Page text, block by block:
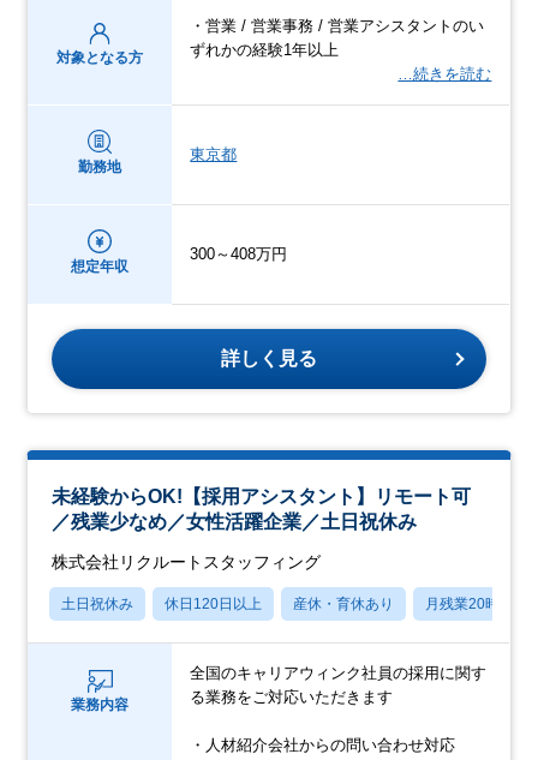
対象となる方
・営業 / 営業事務 / 営業アシスタントのい
ずれかの経験1年以上
…続きを読む
勤務地
東京都
想定年収
300～408万円
詳しく見る
未経験からOK!【採用アシスタント】リモート可
／残業少なめ／女性活躍企業／土日祝休み
株式会社リクルートスタッフィング
土日祝休み 休日120日以上 産休・育休あり 月残業20時間以
業務内容
全国のキャリアウィンク社員の採用に関す
る業務をご対応いただきます
・人材紹介会社からの問い合わせ対応